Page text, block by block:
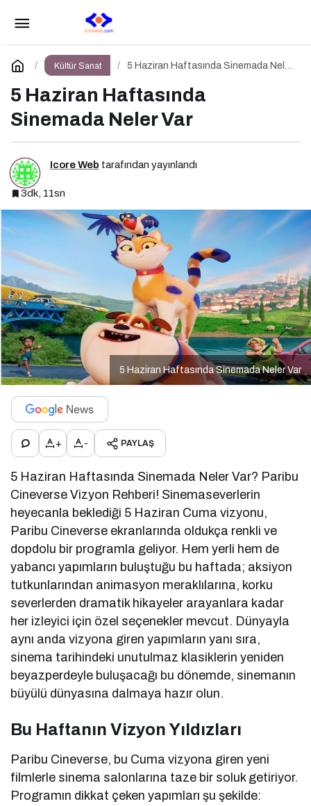
Kültür Sanat
5 Haziran Haftasında Sinemada Neler
5 Haziran Haftasında
Sinemada Neler Var
Icore Web tarafından yayınlandı
3dk, 11sn
5 Haziran Haftasında Sinemada Neler Var
+ - PAYLAŞ
5 Haziran Haftasında Sinemada Neler Var? Paribu
Cineverse Vizyon Rehberi! Sinemaseverlerin
heyecanla beklediği 5 Haziran Cuma vizyonu,
Paribu Cineverse ekranlarında oldukça renkli ve
dopdolu bir programla geliyor. Hem yerli hem de
yabancı yapımların buluştuğu bu haftada; aksiyon
tutkunlarından animasyon meraklılarına, korku
severlerden dramatik hikayeler arayanlara kadar
her izleyici için özel seçenekler mevcut. Dünyayla
aynı anda vizyona giren yapımların yanı sıra,
sinema tarihindeki unutulmaz klasiklerin yeniden
beyazperdeyle buluşacağı bu dönemde, sinemanın
büyülü dünyasına dalmaya hazır olun.
Bu Haftanın Vizyon Yıldızları
Paribu Cineverse, bu Cuma vizyona giren yeni
filmlerle sinema salonlarına taze bir soluk getiriyor.
Programın dikkat çeken yapımları şu şekilde:
Tarihi Hıdırlık Kulesi’nde Modanın Büyülü
Gecesi: Cihan Nacar Defilesi
Yorum Yap